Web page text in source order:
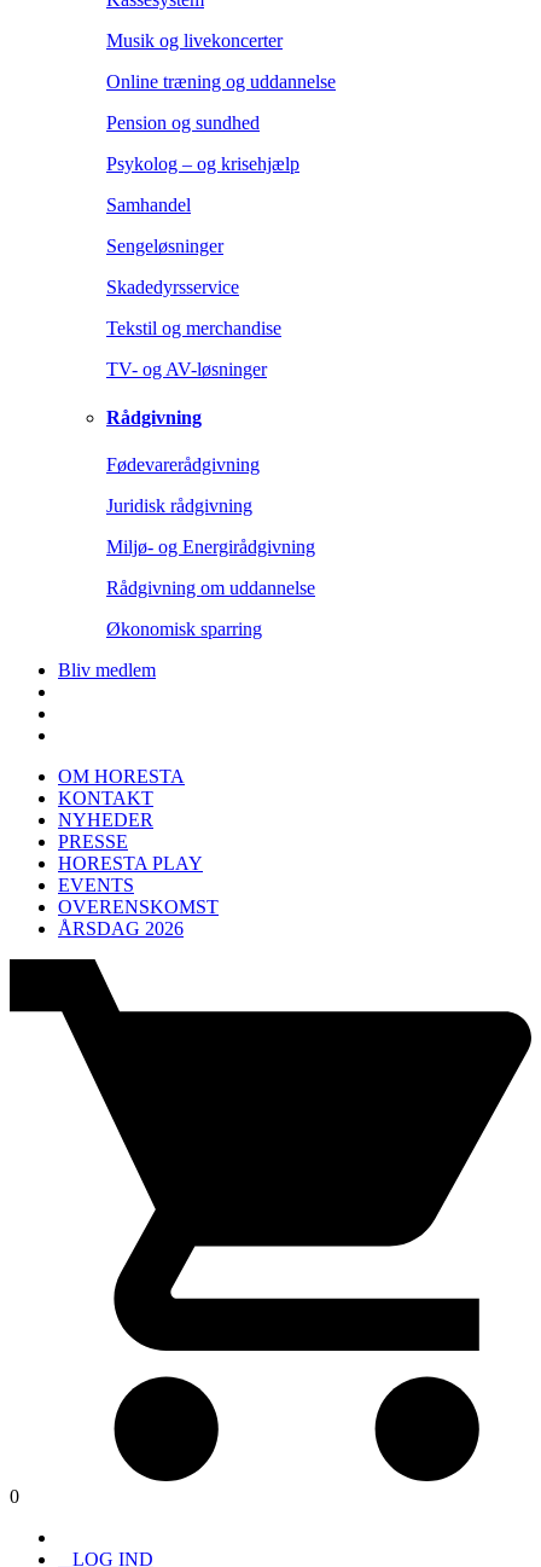
Musik og livekoncerter
Online træning og uddannelse
Pension og sundhed
Psykolog – og krisehjælp
Samhandel
Sengeløsninger
Skadedyrsservice
Tekstil og merchandise
TV- og AV-løsninger
Rådgivning
Fødevarerådgivning
Juridisk rådgivning
Miljø- og Energirådgivning
Rådgivning om uddannelse
Økonomisk sparring
Bliv medlem
OM HORESTA
KONTAKT
NYHEDER
PRESSE
HORESTA PLAY
EVENTS
OVERENSKOMST
ÅRSDAG 2026
0
LOG IND